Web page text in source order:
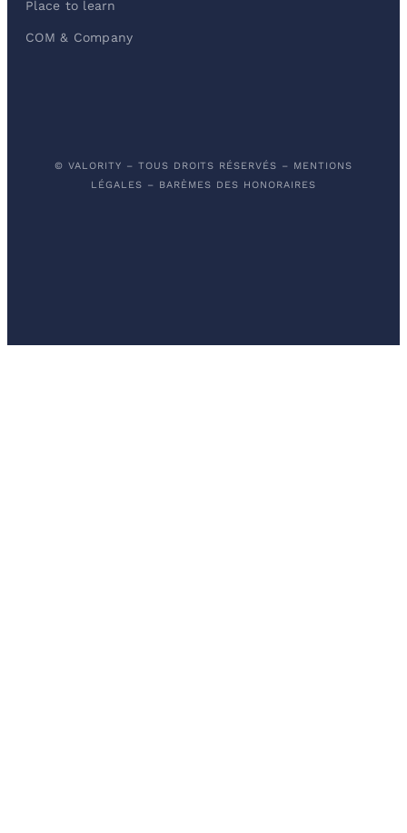
Place to learn
COM & Company
© VALORITY – TOUS DROITS RÉSERVÉS – MENTIONS
LÉGALES – BARÈMES DES HONORAIRES